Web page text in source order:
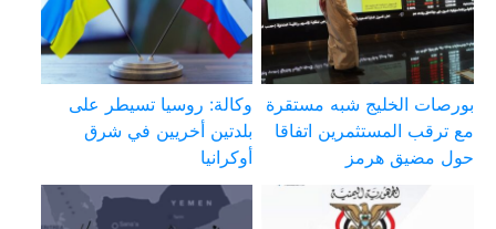
بورصات الخليج شبه مستقرة
مع ترقب المستثمرين اتفاقا
حول مضيق هرمز
وكالة: روسيا تسيطر على
بلدتين أخريين في شرق
أوكرانيا